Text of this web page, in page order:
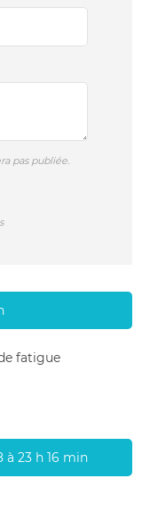
pas publiée.
fatigue
à 23 h 16 min